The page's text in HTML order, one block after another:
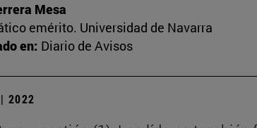
Mesa
emérito. Universidad de Navarra
en: Diario de Avisos
2022